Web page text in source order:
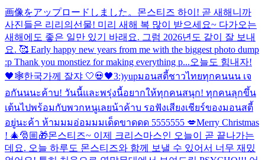
画像をアップロードしました。 몬스티즈 하이! 곧 새해니까
사진들은 리리의선물! 미리 새해 복 많이 받으세요~ 다가오는
새해에도 좋은 일만 있기 바래요. 그럼 2026년도 같이 잘 보내
요. 🥰 Early happy new years from me with the biggest photo dump
:p Thank you monstiez for making everything p...오늘도 힘내자!
🖤🕸️한국가께 잘쟈 🤍💀🖤3:)yupมอนสตี้ชาวไทยทุกคนนน เจ
อกันนนะค้าบ! วันนี้และพรุ่งนี้อยากให้ทุกคนสนุก! ทุกคนลุกขึ้น
เต้นไปพร้อมกับพวกหนูเลยน้าค้าบ รอฟังเสียงเชียร์ของมอนสตี้
อยู่นะค้า ห้ามมมอ่อมมมเด็ดขาดดด 5555555 💋Merry Christmas
! 🎄🎅🏼🎁몬스티즈~ 이제 크리스마스인 오늘이 곧 끝나가는
데요. 오늘 하루도 몬스티즈와 함께 보낼 수 있어서 너무 재밌